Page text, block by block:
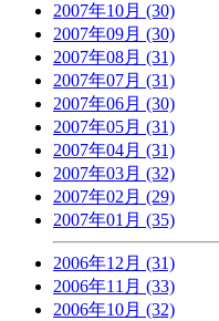
2007年10月 (30)
2007年09月 (30)
2007年08月 (31)
2007年07月 (31)
2007年06月 (30)
2007年05月 (31)
2007年04月 (31)
2007年03月 (32)
2007年02月 (29)
2007年01月 (35)
2006年12月 (31)
2006年11月 (33)
2006年10月 (32)